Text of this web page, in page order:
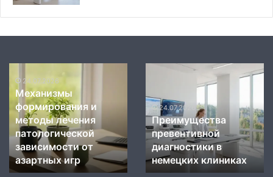
формирования
методы
лечения
патологической
зависимости
от
азартных
24.07.2026
Механизмы
формирования и
методы лечения
патологической
зависимости от
азартных игр
Преимущества
диагностики
немецких
клиниках
24.07.2026
Преимущества
превентивной
диагностики в
немецких клиниках